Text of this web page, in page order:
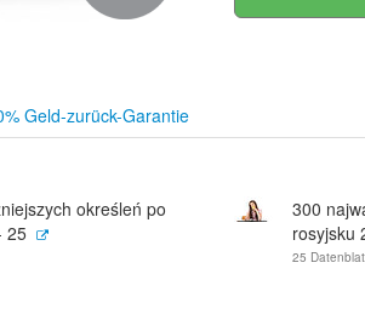
Geld-zurück-Garantie
określeń po
25
300
rosyjsku
25